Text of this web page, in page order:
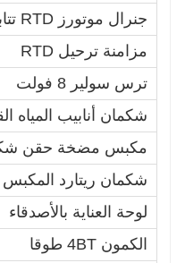
جنرال موتورز RTD تتابع والعتاد
مزامنة ترحيل RTD
ترس سولير 8 فولت
شكمان أنابيب المياه
مكبس مضخة حقن
شكمان ريتارد المكبس
لوحة العناية بالأصدقاء
الكمون 4BT طوقا